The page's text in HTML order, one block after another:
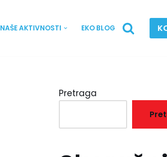
NAŠE AKTIVNOSTI EKO BLOG
Pretraga